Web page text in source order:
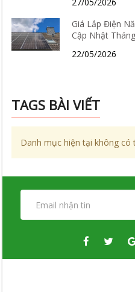
Giá Lắp Điện
Cập Nhật
22/05/2026
TAGS BÀI VIẾT
Danh mục hiện tại không có